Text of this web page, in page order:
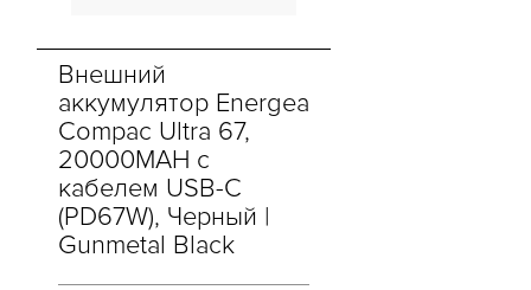
Внешний
аккумулятор Energea
Compac Ultra 67,
20000MAH с
кабелем USB-C
(PD67W), Черный |
Gunmetal Black